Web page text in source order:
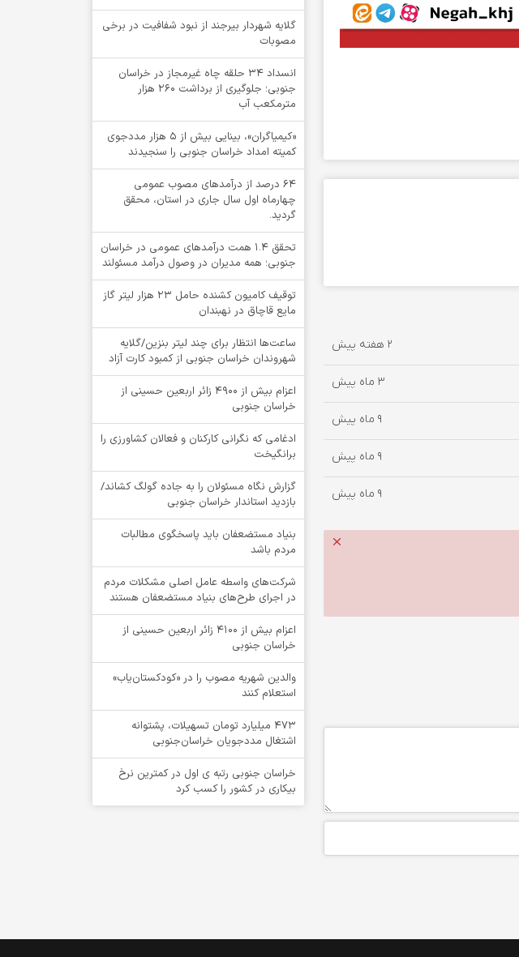
2 هفته پیش
3 ماه پیش
9 ماه پیش
9 ماه پیش
9 ماه پیش
گلایه شهردار بیرجند از نبود شفافیت در برخی
مصوبات
انسداد ۳۴ حلقه چاه غیرمجاز در خراسان
جنوبی؛ جلوگیری از برداشت ۲۶۰ هزار
مترمکعب آب
«کیمیاگران»، بینایی بیش از ۵ هزار مددجوی
کمیته امداد خراسان جنوبی را سنجیدند
64 درصد از درآمدهای مصوب عمومی
چهارماه اول سال جاری در استان، محقق
گردید.
تحقق ۱.۴ همت درآمدهای عمومی در خراسان
جنوبی؛ همه مدیران در وصول درآمد مسئولند
توقيف کامیون کشنده حامل 23 هزار لیتر گاز
مایع قاچاق در نهبندان
ساعت‌ها انتظار برای چند لیتر بنزین/گلایه
شهروندان خراسان جنوبی از کمبود کارت آزاد
اعزام بیش از 4900 زائر اربعین حسینی از
خراسان جنوبی
ادغامی که نگرانی کارکنان و فعالان کشاورزی را
برانگیخت
گزارش نگاه مسئولان را به جاده گولگ کشاند/
بازدید استاندار خراسان جنوبی
بنیاد مستضعفان باید پاسخگوی مطالبات
مردم باشد
شرکت‌های واسطه عامل اصلی مشکلات مردم
در اجرای طرح‌های بنیاد مستضعفان هستند
اعزام بیش از 4100 زائر اربعین حسینی از
خراسان جنوبی
والدین شهریه مصوب را در «کودکستان‌یاب»
استعلام کنند
۴۷۳ میلیارد تومان تسهیلات، پشتوانه
اشتغال مددجویان خراسان‌جنوبی
خراسان جنوبی رتبه ی اول در کمترین نرخ
بیکاری در کشور را کسب کرد